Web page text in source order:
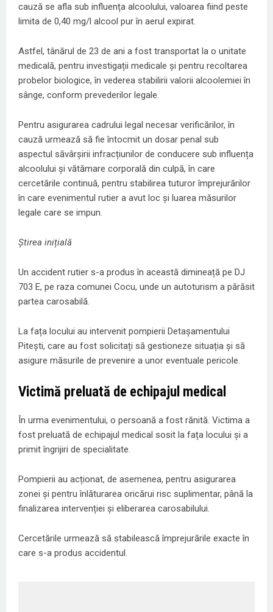
cauză se afla sub influența alcoolului, valoarea fiind peste
limita de 0,40 mg/l alcool pur în aerul expirat.
Astfel, tânărul de 23 de ani a fost transportat la o unitate
medicală, pentru investigații medicale și pentru recoltarea
probelor biologice, în vederea stabilirii valorii alcoolemiei în
sânge, conform prevederilor legale.
Pentru asigurarea cadrului legal necesar verificărilor, în
cauză urmează să fie întocmit un dosar penal sub
aspectul săvârșirii infracțiunilor de conducere sub influența
alcoolului și vătămare corporală din culpă, în care
cercetările continuă, pentru stabilirea tuturor împrejurărilor
în care evenimentul rutier a avut loc și luarea măsurilor
legale care se impun.
Știrea inițială
Un accident rutier s-a produs în această dimineață pe DJ
703 E, pe raza comunei Cocu, unde un autoturism a părăsit
partea carosabilă.
La fața locului au intervenit pompierii Detașamentului
Pitești, care au fost solicitați să gestioneze situația și să
asigure măsurile de prevenire a unor eventuale pericole.
Victimă preluată de echipajul medical
În urma evenimentului, o persoană a fost rănită. Victima a
fost preluată de echipajul medical sosit la fața locului și a
primit îngrijiri de specialitate.
Pompierii au acționat, de asemenea, pentru asigurarea
zonei și pentru înlăturarea oricărui risc suplimentar, până la
finalizarea intervenției și eliberarea carosabilului.
Cercetările urmează să stabilească împrejurările exacte în
care s-a produs accidentul.